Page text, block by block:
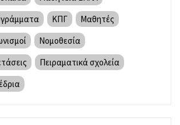
ΚΠΓ
Μαθητές
Νομοθεσία
Πειραματικά σχολεία